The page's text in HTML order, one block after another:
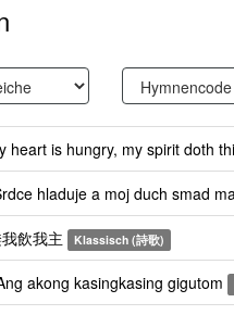
heart is hungry, my spirit doth
hladuje a moj duch smad
飲我主 Klassisch (詩歌)
akong kasingkasing gigutom